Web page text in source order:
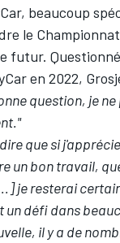
beaucoup
le
futur.
en 2022,
question, je
que si
un bon travail,
je resterai
un défi dans
il y a de